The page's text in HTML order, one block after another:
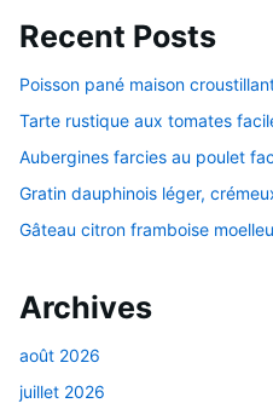
Recent Posts
Poisson pané maison
Tarte rustique aux tomates
Aubergines farcies au poulet
Gratin dauphinois léger,
Gâteau citron framboise
Archives
août 2026
juillet 2026